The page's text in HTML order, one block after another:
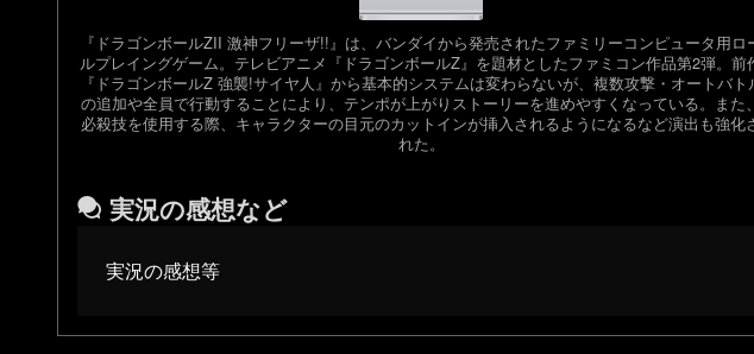
『ドラゴンボールZII 激神フリーザ!!』は、バンダイから発売されたファミリーコンピュータ用ロ
ルプレイングゲーム。テレビアニメ『ドラゴンボールZ』を題材としたファミコン作品第2弾。前
『ドラゴンボールZ 強襲!サイヤ人』から基本的システムは変わらないが、複数攻撃・オートバト
の追加や全員で行動することにより、テンポが上がりストーリーを進めやすくなっている。また、
必殺技を使用する際、キャラクターの目元のカットインが挿入されるようになるなど演出も強化
れた。
実況の感想など
実況の感想等